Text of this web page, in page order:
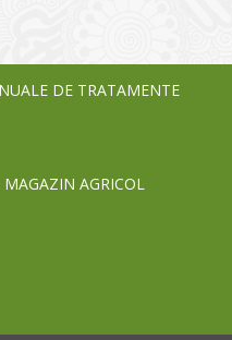
DE TRATAMENTE
AGRICOL